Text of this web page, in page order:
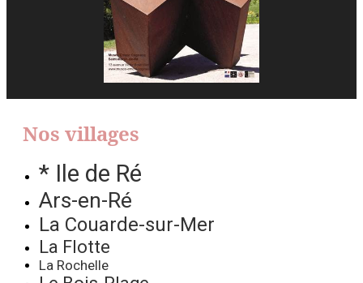
Nos villages
* Ile de Ré
Ars-en-Ré
La Couarde-sur-Mer
La Flotte
La Rochelle